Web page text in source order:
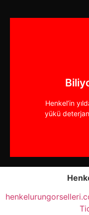
Henkel’in
yükü
Dünya
boyasının